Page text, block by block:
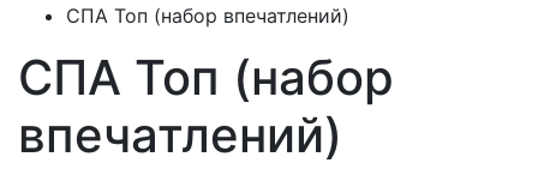
СПА Топ (набор впечатлений)
СПА Топ (набор
впечатлений)